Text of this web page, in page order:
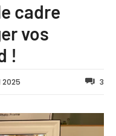
cadre
vos
!
2025 3